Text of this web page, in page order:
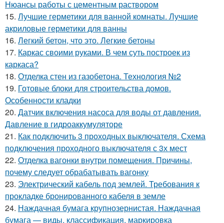
Нюансы работы с цементным раствором
15. Лучшие герметики для ванной комнаты. Лучшие
акриловые герметики для ванны
16. Легкий бетон, что это. Легкие бетоны
17. Каркас своими руками. В чем суть построек из
каркаса?
18. Отделка стен из газобетона. Технология №2
19. Готовые блоки для строительства домов.
Особенности кладки
20. Датчик включения насоса для воды от давления.
Давление в гидроаккумуляторе
21. Как подключить 3 проходных выключателя. Схема
подключения проходного выключателя с 3х мест
22. Отделка вагонки внутри помещения. Причины,
почему следует обрабатывать вагонку
23. Электрический кабель под землей. Требования к
прокладке бронированного кабеля в земле
24. Наждачная бумага крупнозернистая. Наждачная
бумага — виды, классификация, маркировка